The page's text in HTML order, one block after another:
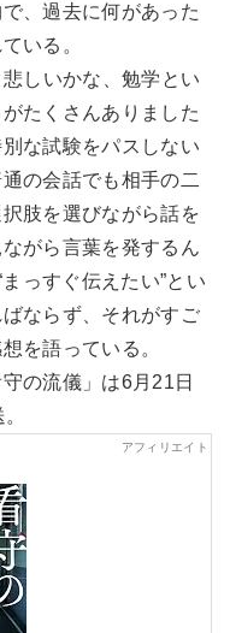
、過去に何があった
いる。
しいかな、勉学とい
たくさんありました
な試験をパスしない
の会話でも相手の二
肢を選びながら話を
がら言葉を発するん
っすぐ伝えたい”とい
ならず、それがすご
を語っている。
の流儀」は6月21日